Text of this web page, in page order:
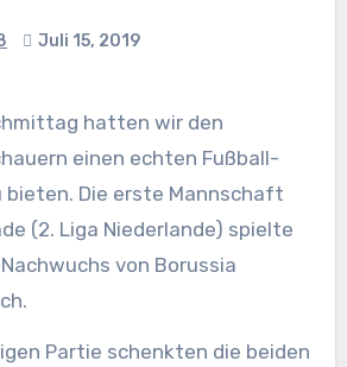
Juli 15, 2019
einen echten Fußball-
bieten. Die erste Mannschaft
(2. Liga Niederlande) spielte
von Borussia
Partie schenkten die beiden